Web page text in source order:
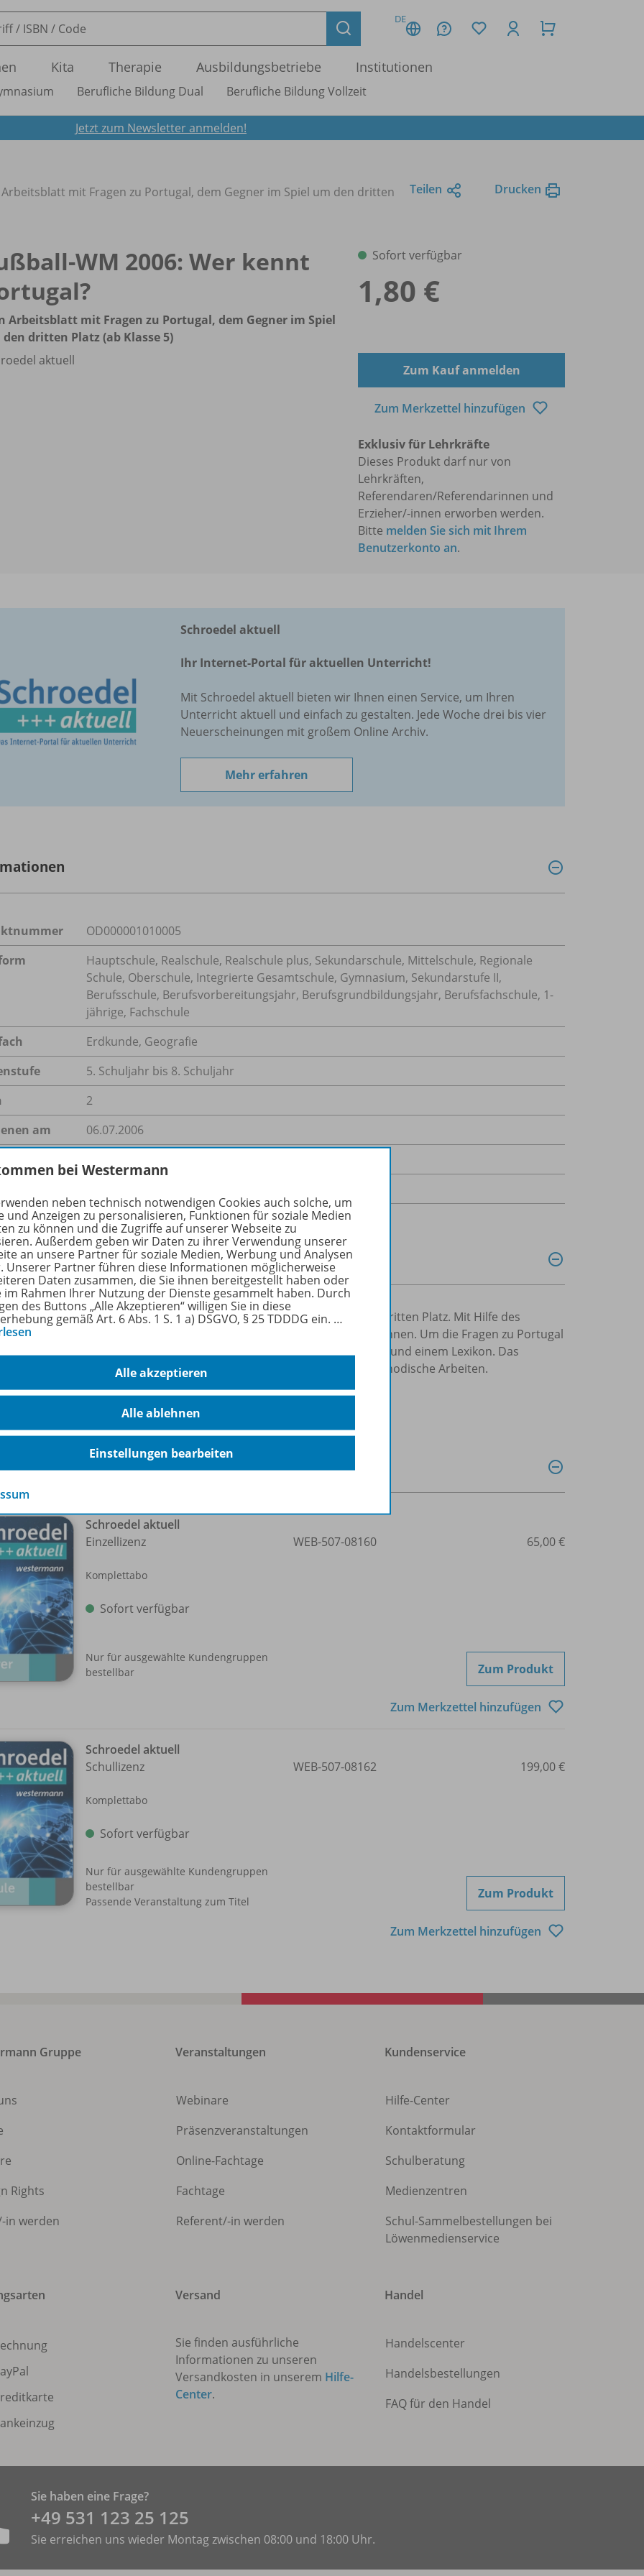
DE
Kita Therapie Ausbildungsbetriebe Institutionen
Berufliche Bildung Dual Berufliche Bildung Vollzeit
Jetzt zum Newsletter anmelden!
mit Fragen zu Portugal, dem Gegner im Spiel um den dritten
Teilen Drucken
WM 2006: Wer kennt
Arbeitsblatt mit Fragen zu Portugal, dem Gegner im Spiel
den dritten Platz (ab Klasse 5)
aktuell
Sofort verfügbar
1,80 €
Zum Kauf anmelden
Zum Merkzettel hinzufügen
Exklusiv für Lehrkräfte
Dieses Produkt darf nur von
Lehrkräften,
Referendaren/Referendarinnen und
Erzieher/-innen erworben werden.
Bitte melden Sie sich mit Ihrem
Benutzerkonto an.
Schroedel aktuell
Ihr Internet-Portal für aktuellen Unterricht!
Mit Schroedel aktuell bieten wir Ihnen einen Service, um Ihren
Unterricht aktuell und einfach zu gestalten. Jede Woche drei bis vier
Neuerscheinungen mit großem Online Archiv.
Mehr erfahren
OD000001010005
Hauptschule, Realschule, Realschule plus, Sekundarschule, Mittelschule, Regionale
Schule, Oberschule, Integrierte Gesamtschule, Gymnasium, Sekundarstufe II,
Berufsschule, Berufsvorbereitungsjahr, Berufsgrundbildungsjahr, Berufsfachschule, 1-
jährige, Fachschule
Erdkunde, Geografie
5. Schuljahr bis 8. Schuljahr
2
am
06.07.2006
ist der Gegner der deutschen Nationalmannschaft im Spiel um den dritten Platz. Mit Hilfe des
lernen die Schülerinnen und Schüler dieses Land spielerisch kennen. Um die Fragen zu Portugal
zu können, arbeiten die Schülerinnen und Schüler mit dem Atlas und einem Lexikon. Das
vermittelt topografisches Wissen und schult das geografisch-methodische Arbeiten.
Klassen 5 bis 8. -
Schroedel aktuell
Einzellizenz
Komplettabo
Sofort verfügbar
Nur für ausgewählte Kundengruppen
bestellbar
WEB-507-08160 65,00 €
Zum Produkt
Zum Merkzettel hinzufügen
Schroedel aktuell
Schullizenz
Komplettabo
Sofort verfügbar
Nur für ausgewählte Kundengruppen
bestellbar
Passende Veranstaltung zum Titel
WEB-507-08162 199,00 €
Zum Produkt
Zum Merkzettel hinzufügen
Gruppe
Rights
-in werden
Veranstaltungen
Webinare
Präsenzveranstaltungen
Online-Fachtage
Fachtage
Referent/-in werden
Kundenservice
Hilfe-Center
Kontaktformular
Schulberatung
Medienzentren
Schul-Sammelbestellungen bei
Löwenmedienservice
Versand
Sie finden ausführliche
Informationen zu unseren
Versandkosten in unserem Hilfe-
Center.
Handel
Handelscenter
Handelsbestellungen
FAQ für den Handel
Sie haben eine Frage?
+49 531 ­123 25 125
Sie erreichen uns wieder Montag zwischen 08:00 und 18:00 Uhr.
bei Westermann
neben technisch notwendigen Cookies auch solche, um
und Anzeigen zu personalisieren, Funktionen für soziale Medien
zu können und die Zugriffe auf unserer Webseite zu
Außerdem geben wir Daten zu ihrer Verwendung unserer
an unsere Partner für soziale Medien, Werbung und Analysen
Unserer Partner führen diese Informationen möglicherweise
Daten zusammen, die Sie ihnen bereitgestellt haben oder
im Rahmen Ihrer Nutzung der Dienste gesammelt haben. Durch
des Buttons „Alle Akzeptieren“ willigen Sie in diese
gemäß Art. 6 Abs. 1 S. 1 a) DSGVO, § 25 TDDDG ein. …
Alle akzeptieren
Alle ablehnen
Einstellungen bearbeiten